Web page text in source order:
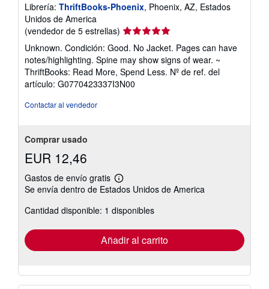
Librería: ThriftBooks-Phoenix, Phoenix, AZ, Estados
Unidos de America
(vendedor de 5 estrellas) Calificación
del
vendedor:
5
de
5
Unknown. Condición: Good. No Jacket. Pages can have
notes/highlighting. Spine may show signs of wear. ~
ThriftBooks: Read More, Spend Less. Nº de ref. del
artículo: G0770423337I3N00
Contactar al vendedor
Comprar usado
EUR 12,46
Gastos de envío gratis
Más
información
las
tarifas
envío
Se envía dentro de Estados Unidos de America
Cantidad disponible: 1 disponibles
Añadir al carrito